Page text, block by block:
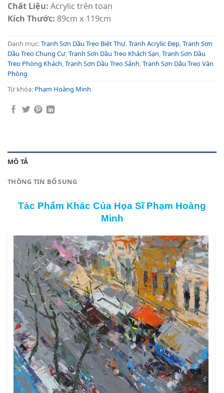
Chất Liệu: Acrylic trên toan
Kích Thước: 89cm x 119cm
Danh mục:Tranh Sơn Dầu Treo Biệt Thự,Tranh Acrylic Đẹp,Tranh Sơn
Dầu Treo Chung Cư,Tranh Sơn Dầu Treo Khách Sạn,Tranh Sơn Dầu
Treo Phòng Khách,Tranh Sơn Dầu Treo Sảnh,Tranh Sơn Dầu Treo Văn
Phòng
Từ khóa: Phạm Hoàng Minh
MÔ TẢ
THÔNG TIN BỔ SUNG
Tác Phẩm Khác Của Họa Sĩ Phạm Hoàng
Minh